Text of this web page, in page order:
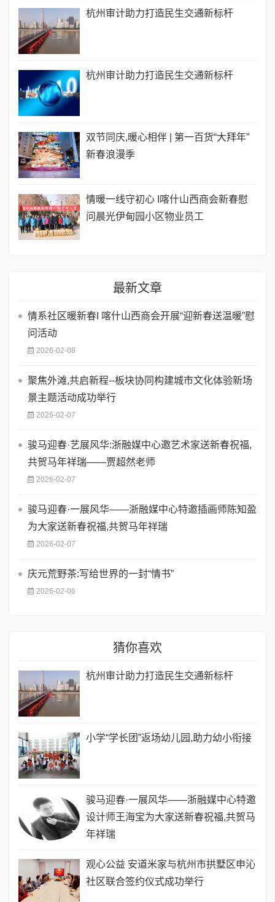
杭州审计助力打造民生交通新标杆
杭州审计助力打造民生交通新标杆
双节同庆,暖心相伴 | 第一百货“大拜年”
新春浪漫季
情暖一线守初心 I喀什山西商会新春慰
问晨光伊甸园小区物业员工
最新文章
情系社区暖新春I 喀什山西商会开展“迎新春送温暖”慰
问活动
2026-02-08
聚焦外滩,共启新程--板块协同构建城市文化体验新场
景主题活动成功举行
2026-02-07
骏马迎春·艺展风华:浙融媒中心邀艺术家送新春祝福,
共贺马年祥瑞——贾超然老师
2026-02-07
骏马迎春·一展风华——浙融媒中心特邀插画师陈知盈
为大家送新春祝福,共贺马年祥瑞
2026-02-07
庆元荒野茶:写给世界的一封“情书”
2026-02-06
猜你喜欢
​杭州审计助力打造民生交通新标杆
小学“学长团”返场幼儿园,助力幼小衔接
骏马迎春·一展风华——浙融媒中心特邀
设计师王海宝为大家送新春祝福,共贺马
年祥瑞
观心公益 安道米家与杭州市拱墅区申沁
社区联合签约仪式成功举行